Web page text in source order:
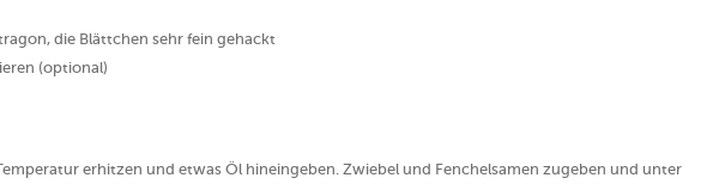
die Blättchen sehr fein gehackt
(optional)
erhitzen und etwas Öl hineingeben. Zwiebel und Fenchelsamen zugeben und unter